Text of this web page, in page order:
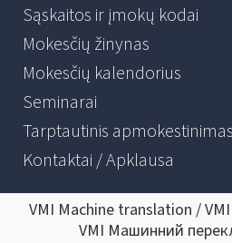
Sąskaitos ir įmokų kodai
Mokesčių žinynas
Mokesčių kalendorius
Seminarai
Tarptautinis apmokestinimas
Kontaktai / Apklausa
VMI Machine translation /
VMI Машинний